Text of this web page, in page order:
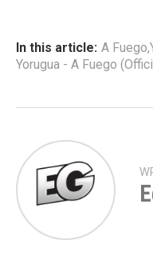
In this article: A Fuego,
Yorugua - A Fuego